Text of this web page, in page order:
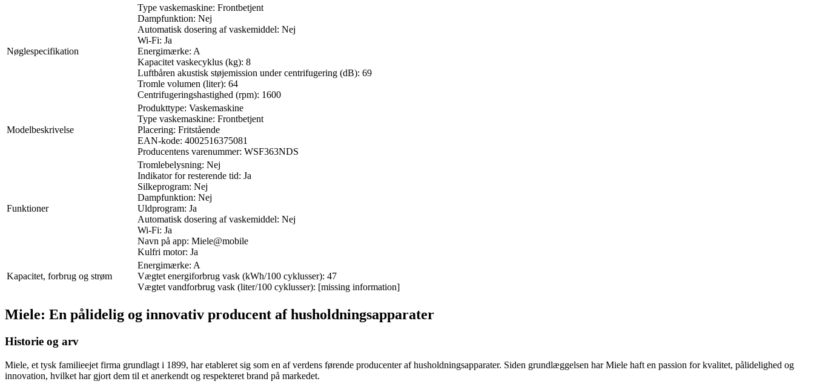
Nøglespecifikation
Type vaskemaskine: Frontbetjent
Dampfunktion: Nej
Automatisk dosering af vaskemiddel: Nej
Wi-Fi: Ja
Energimærke: A
Kapacitet vaskecyklus (kg): 8
Luftbåren akustisk støjemission under centrifugering (dB): 69
Tromle volumen (liter): 64
Centrifugeringshastighed (rpm): 1600
Modelbeskrivelse
Produkttype: Vaskemaskine
Type vaskemaskine: Frontbetjent
Placering: Fritstående
EAN-kode: 4002516375081
Producentens varenummer: WSF363NDS
Funktioner
Tromlebelysning: Nej
Indikator for resterende tid: Ja
Silkeprogram: Nej
Dampfunktion: Nej
Uldprogram: Ja
Automatisk dosering af vaskemiddel: Nej
Wi-Fi: Ja
Navn på app: Miele@mobile
Kulfri motor: Ja
Kapacitet, forbrug og strøm
Energimærke: A
Vægtet energiforbrug vask (kWh/100 cyklusser): 47
Vægtet vandforbrug vask (liter/100 cyklusser): [missing information]
Miele: En pålidelig og innovativ producent af husholdningsapparater
Historie og arv
Miele, et tysk familieejet firma grundlagt i 1899, har etableret sig som en af verdens førende producenter af husholdningsapparater. Siden grundlæggelsen har Miele haft en passion for kvalitet, pålidelighed og
innovation, hvilket har gjort dem til et anerkendt og respekteret brand på markedet.